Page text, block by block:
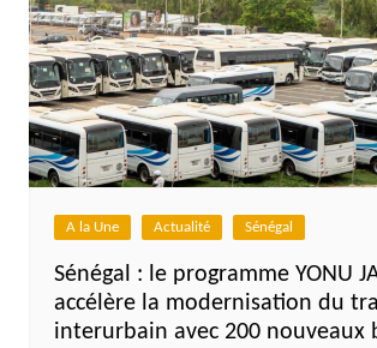
A la Une Actualité Sénégal
Sénégal : le programme YONU
accélère la modernisation du
interurbain avec 200 nouveaux